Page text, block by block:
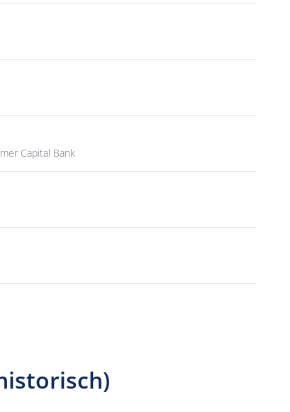
Capital Bank